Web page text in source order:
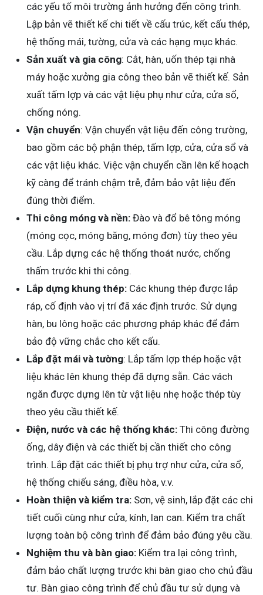
các yếu tố môi trường ảnh hưởng đến công trình.
Lập bản vẽ thiết kế chi tiết về cấu trúc, kết cấu thép,
hệ thống mái, tường, cửa và các hạng mục khác.
Sản xuất và gia công: Cắt, hàn, uốn thép tại nhà
máy hoặc xưởng gia công theo bản vẽ thiết kế. Sản
xuất tấm lợp và các vật liệu phụ như cửa, cửa sổ,
chống nóng.
Vận chuyển: Vận chuyển vật liệu đến công trường,
bao gồm các bộ phận thép, tấm lợp, cửa, cửa sổ và
các vật liệu khác. Việc vận chuyển cần lên kế hoạch
kỹ càng để tránh chậm trễ, đảm bảo vật liệu đến
đúng thời điểm.
Thi công móng và nền: Đào và đổ bê tông móng
(móng cọc, móng băng, móng đơn) tùy theo yêu
cầu. Lắp dựng các hệ thống thoát nước, chống
thấm trước khi thi công.
Lắp dựng khung thép: Các khung thép được lắp
ráp, cố định vào vị trí đã xác định trước. Sử dụng
hàn, bu lông hoặc các phương pháp khác để đảm
bảo độ vững chắc cho kết cấu.
Lắp đặt mái và tường: Lắp tấm lợp thép hoặc vật
liệu khác lên khung thép đã dựng sẵn. Các vách
ngăn được dựng lên từ vật liệu nhẹ hoặc thép tùy
theo yêu cầu thiết kế.
Điện, nước và các hệ thống khác: Thi công đường
ống, dây điện và các thiết bị cần thiết cho công
trình. Lắp đặt các thiết bị phụ trợ như cửa, cửa sổ,
hệ thống chiếu sáng, điều hòa, v.v.
Hoàn thiện và kiểm tra: Sơn, vệ sinh, lắp đặt các chi
tiết cuối cùng như cửa, kính, lan can. Kiểm tra chất
lượng toàn bộ công trình để đảm bảo đúng yêu cầu.
Nghiệm thu và bàn giao: Kiểm tra lại công trình,
đảm bảo chất lượng trước khi bàn giao cho chủ đầu
tư. Bàn giao công trình để chủ đầu tư sử dụng và